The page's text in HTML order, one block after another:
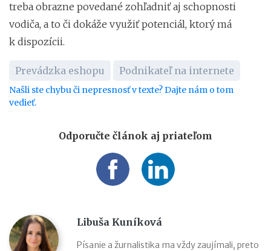
treba obrazne povedané zohľadniť aj schopnosti
vodiča, a to či dokáže využiť potenciál, ktorý má
k dispozícii.
Prevádzka eshopu Podnikateľ na internete
Našli ste chybu či nepresnosť v texte? Dajte nám o tom
vedieť.
Odporučte článok aj priateľom
Libuša Kuníková
Písanie a žurnalistika ma vždy zaujímali, preto